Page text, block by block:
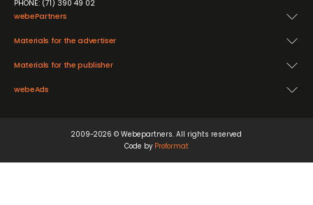
webePartners
Materials for the advertiser
Materials for the publisher
webeAds
PHONE: (71) 390 49 02
2009-2026 © Webepartners. All rights reserved
Code by Proformat